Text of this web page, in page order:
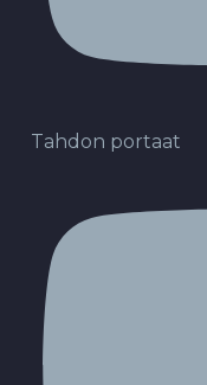
Tahdon portaat